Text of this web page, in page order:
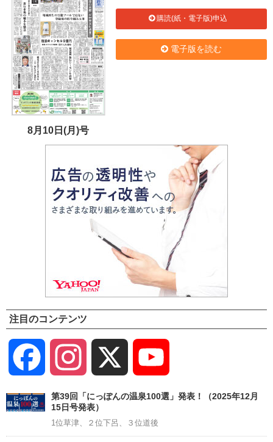
8月10日(月)号
購読(紙・電子版)申込
電子版を読む
注目のコンテンツ
Facebook Instagram
Channel
第39回「にっぽんの温泉100選」発表！（2025年12月
15日号発表）
1位草津、２位下呂、３位道後